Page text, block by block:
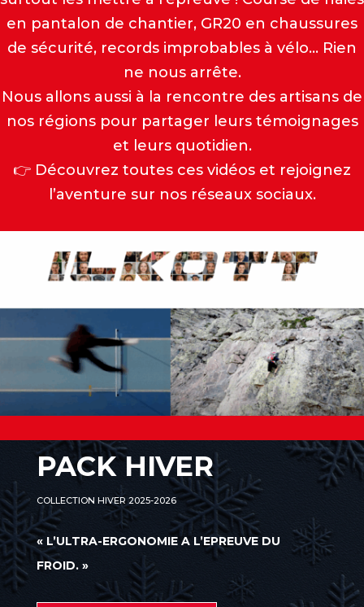
en pantalon de chantier, GR20 en chaussures
de sécurité, records improbables à vélo… Rien
ne nous arrête.
Nous allons aussi à la rencontre des artisans de
nos régions pour partager leurs témoignages
et leurs quotidien.
👉 Découvrez toutes ces vidéos et rejoignez
l’aventure sur nos réseaux sociaux.
PACK HIVER
COLLECTION HIVER 2025-2026
« L’ULTRA-ERGONOMIE A L’EPREUVE DU
FROID. »